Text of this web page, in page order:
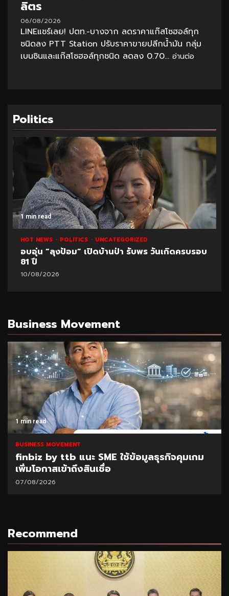
ลิตร
06/08/2026
LINEแชร์เลย! ปตท.-บางจาก ลดราคาแก๊สโซฮอล์ทุก
ชนิดลง PTT Station ปรับราคาขายปลีกน้ำมัน กลุ่ม
เบนซินและแก๊สโซฮอล์ทุกชนิด ลดลง 0.70... อ่านต่อ
Politics
1 min read
HOT NEWS POLITICS UNCATEGORIZED
อบอุ่น “ลุงป้อม” เปิดบ้านป่า รับพร วันเกิดครบรอบ
81 ปี
10/08/2026
Business Movement
1 min read
BUSINESS MOVEMENT
finbiz by ttb แนะ SME ใช้ข้อมูลธุรกิจคุมเกม
เพิ่มโอกาสเข้าถึงสินเชื่อ
07/08/2026
Recommend